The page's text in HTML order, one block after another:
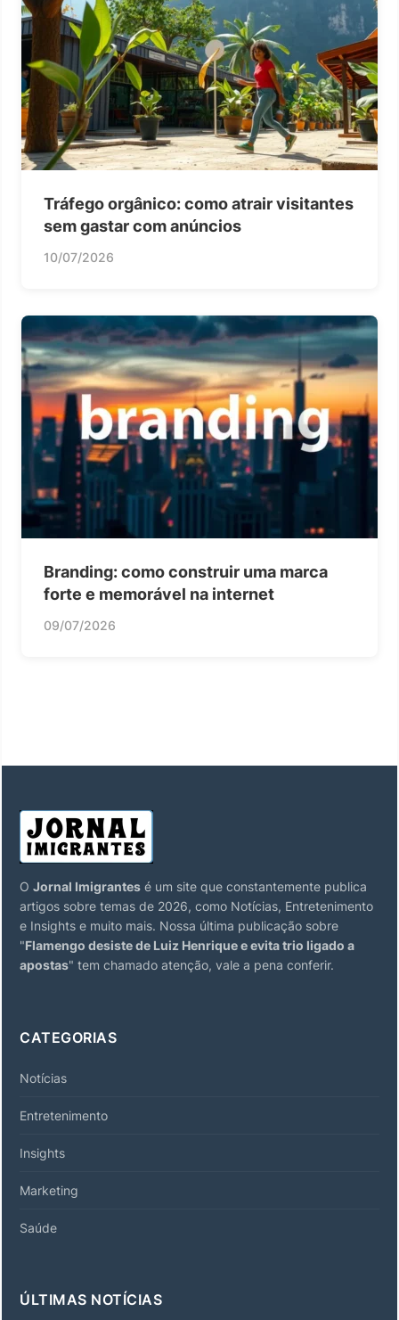
Tráfego orgânico: como atrair visitantes
sem gastar com anúncios
10/07/2026
Branding: como construir uma marca
forte e memorável na internet
09/07/2026
O Jornal Imigrantes é um site que constantemente publica
artigos sobre temas de 2026, como Notícias, Entretenimento
e Insights e muito mais. Nossa última publicação sobre
"Flamengo desiste de Luiz Henrique e evita trio ligado a
apostas" tem chamado atenção, vale a pena conferir.
CATEGORIAS
Notícias
Entretenimento
Insights
Marketing
Saúde
ÚLTIMAS NOTÍCIAS